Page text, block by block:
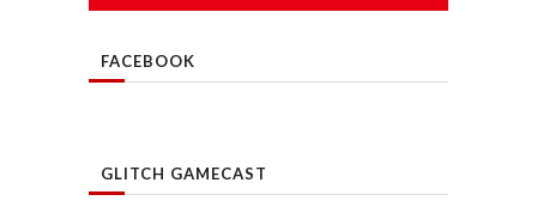
FACEBOOK
GLITCH GAMECAST